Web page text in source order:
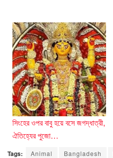
সিংহের ওপর বাবু হয়ে বসে জগদ্ধাত্রী,
ঐতিহ্যের পুজো…
Tags: Animal Bangladesh